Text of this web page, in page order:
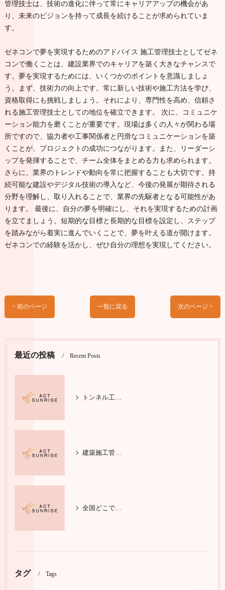
管理技士は、技術の進化に伴って常にキャリアアップの機会があ
り、未来のビジョンを持って成長を続けることが求められていま
す。
ゼネコンで夢を実現するためのアドバイス 施工管理技士としてゼネ
コンで働くことは、建設業界でのキャリアを築く大きなチャンスで
す。夢を実現するためには、いくつかのポイントを意識しましょ
う。まず、技術力の向上です。常に新しい技術や施工方法を学び、
資格取得にも挑戦しましょう。それにより、専門性を高め、信頼さ
れる施工管理技士としての地位を確立できます。 次に、コミュニケ
ーション能力を磨くことが重要です。現場は多くの人々が関わる場
所ですので、協力者や工事関係者と円滑なコミュニケーションを築
くことが、プロジェクトの成功につながります。また、リーダーシ
ップを発揮することで、チーム全体をまとめる力も求められます。
さらに、業界のトレンドや動向を常に把握することも大切です。持
続可能な建設やデジタル技術の導入など、今後の発展が期待される
分野を理解し、取り入れることで、業界の先駆者となる可能性があ
ります。 最後に、自分の夢を明確にし、それを実現するための計画
を立てましょう。短期的な目標と長期的な目標を設定し、ステップ
を踏みながら着実に進んでいくことで、夢を叶える道が開けます。
ゼネコンでの経験を活かし、ぜひ自分の理想を実現してください。
< 前のページ 一覧に戻る 次のページ >
最近の投稿 Recent Posts
トンネル工事で輝く施工管理の仕事
建築施工管理の基本と安全対策を学ぶ
全国どこでも活躍する施工管理技士
タグ Tags